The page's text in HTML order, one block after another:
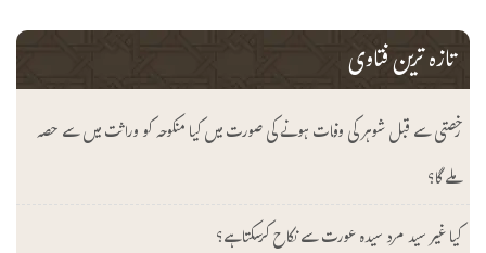
تازہ ترین فتاوی
رخصتی سے قبل شوہر کی وفات ہونے کی صورت میں کیا منکوحہ کو وراثت میں سے حصہ
ملے گا؟
کیا غیر سید مرد سیدہ عورت سے نکاح کرسکتا ہے؟